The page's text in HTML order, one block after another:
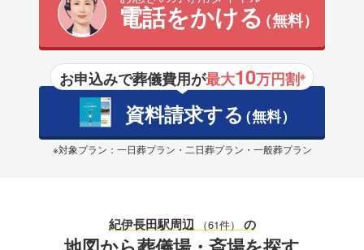
電話をかける（無料）
お申込みで葬儀費用が最大10万円割※
資料請求する（無料）
※対象プラン：一日葬プラン・二日葬プラン・一般葬プラン
紀伊長田駅周辺 （61件） の